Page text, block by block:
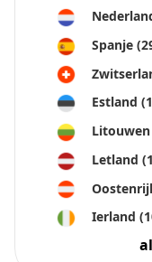
Spanje
Estland
Litouwen
Letland
Ierland